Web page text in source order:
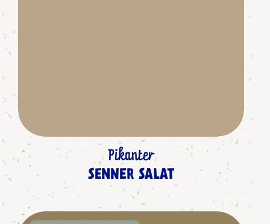
Pikanter
SENNER SALAT